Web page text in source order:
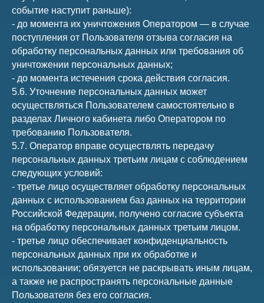
событие наступит раньше):
- до момента их уничтожения Оператором — в случае
поступления от Пользователя отзыва согласия на
обработку персональных данных или требования об
уничтожении персональных данных;
- до момента истечения срока действия согласия.
5.6. Уточнение персональных данных может
осуществляться Пользователем самостоятельно в
разделах Личного кабинета либо Оператором по
требованию Пользователя.
5.7. Оператор вправе осуществлять передачу
персональных данных третьим лицам с соблюдением
следующих условий:
- третье лицо осуществляет обработку персональных
данных с использованием баз данных на территории
Российской Федерации, получено согласие субъекта
на обработку персональных данных третьим лицом.
- третье лицо обеспечивает конфиденциальность
персональных данных при их обработке и
использовании; обязуется не раскрывать иным лицам,
а также не распространять персональные данные
Пользователя без его согласия.